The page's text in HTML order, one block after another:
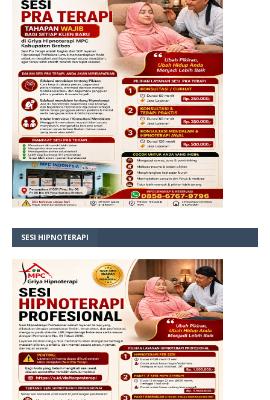
SESI HIPNOTERAPI